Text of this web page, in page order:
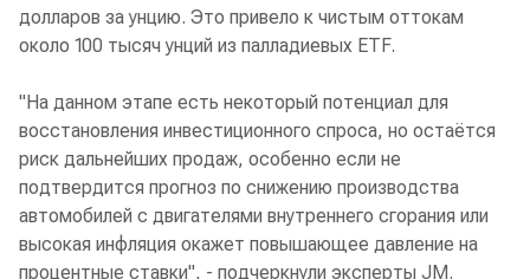
долларов за унцию. Это привело к чистым оттокам
около 100 тысяч унций из палладиевых ETF.
"На данном этапе есть некоторый потенциал для
восстановления инвестиционного спроса, но остаётся
риск дальнейших продаж, особенно если не
подтвердится прогноз по снижению производства
автомобилей с двигателями внутреннего сгорания или
высокая инфляция окажет повышающее давление на
процентные ставки", - подчеркнули эксперты JM.